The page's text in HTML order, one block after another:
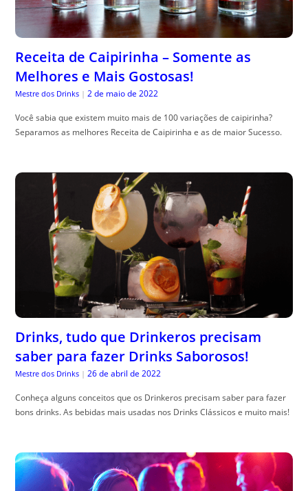
Receita de Caipirinha – Somente as
Melhores e Mais Gostosas!
Mestre dos Drinks | 2 de maio de 2022
Você sabia que existem muito mais de 100 variações de caipirinha?
Separamos as melhores Receita de Caipirinha e as de maior Sucesso.
Drinks, tudo que Drinkeros precisam
saber para fazer Drinks Saborosos!
Mestre dos Drinks | 26 de abril de 2022
Conheça alguns conceitos que os Drinkeros precisam saber para fazer
bons drinks. As bebidas mais usadas nos Drinks Clássicos e muito mais!